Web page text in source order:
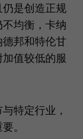
是创造正规
均衡，卡纳
邦和特伦甘
值较低的服
特定行业，
。